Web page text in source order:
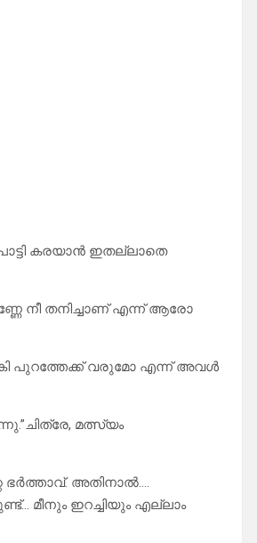
കരയാൻ ഇതല്ലാതെ
നീ തനിച്ചാണ് എന്ന് ആരോ
പുറത്തേക്ക് വരുമോ എന്ന് അവൾ
മത്സ്യം
അതിനാൽ….
മീനും ഇറച്ചിയും എല്ലാം